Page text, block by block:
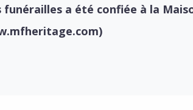
funérailles a été confiée à la